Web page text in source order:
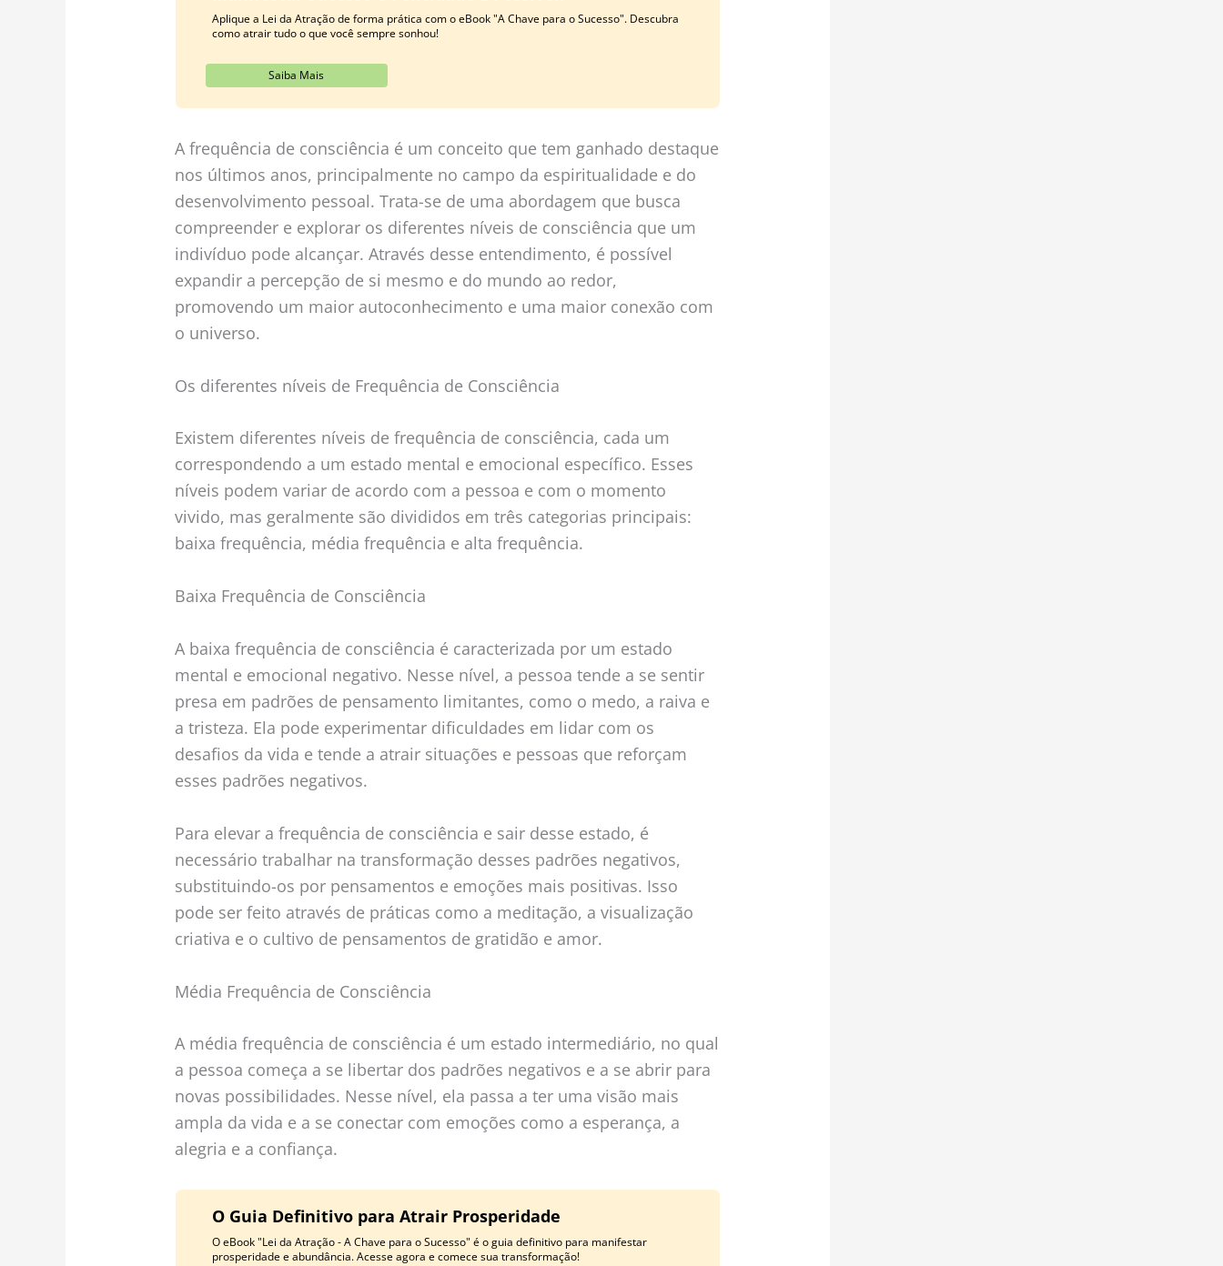
Aplique a Lei da Atração de forma prática com o eBook "A Chave para o Sucesso". Descubra
como atrair tudo o que você sempre sonhou!
Saiba Mais
A frequência de consciência é um conceito que tem ganhado destaque
nos últimos anos, principalmente no campo da espiritualidade e do
desenvolvimento pessoal. Trata-se de uma abordagem que busca
compreender e explorar os diferentes níveis de consciência que um
indivíduo pode alcançar. Através desse entendimento, é possível
expandir a percepção de si mesmo e do mundo ao redor,
promovendo um maior autoconhecimento e uma maior conexão com
o universo.
Os diferentes níveis de Frequência de Consciência
Existem diferentes níveis de frequência de consciência, cada um
correspondendo a um estado mental e emocional específico. Esses
níveis podem variar de acordo com a pessoa e com o momento
vivido, mas geralmente são divididos em três categorias principais:
baixa frequência, média frequência e alta frequência.
Baixa Frequência de Consciência
A baixa frequência de consciência é caracterizada por um estado
mental e emocional negativo. Nesse nível, a pessoa tende a se sentir
presa em padrões de pensamento limitantes, como o medo, a raiva e
a tristeza. Ela pode experimentar dificuldades em lidar com os
desafios da vida e tende a atrair situações e pessoas que reforçam
esses padrões negativos.
Para elevar a frequência de consciência e sair desse estado, é
necessário trabalhar na transformação desses padrões negativos,
substituindo-os por pensamentos e emoções mais positivas. Isso
pode ser feito através de práticas como a meditação, a visualização
criativa e o cultivo de pensamentos de gratidão e amor.
Média Frequência de Consciência
A média frequência de consciência é um estado intermediário, no qual
a pessoa começa a se libertar dos padrões negativos e a se abrir para
novas possibilidades. Nesse nível, ela passa a ter uma visão mais
ampla da vida e a se conectar com emoções como a esperança, a
alegria e a confiança.
O Guia Definitivo para Atrair Prosperidade
O eBook "Lei da Atração - A Chave para o Sucesso" é o guia definitivo para manifestar
prosperidade e abundância. Acesse agora e comece sua transformação!